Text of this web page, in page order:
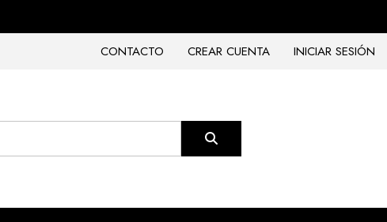
CONTACTO
CREAR CUENTA INICIAR SESIÓN